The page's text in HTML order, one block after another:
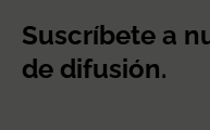
Suscríbete a
de difusión.